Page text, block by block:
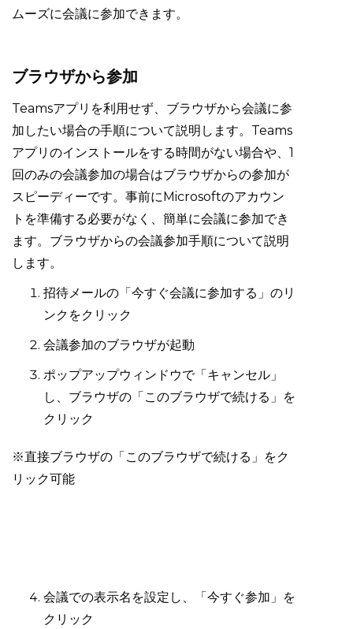
ムーズに会議に参加できます。
ブラウザから参加
Teamsアプリを利用せず、ブラウザから会議に参
加したい場合の手順について説明します。Teams
アプリのインストールをする時間がない場合や、1
回のみの会議参加の場合はブラウザからの参加が
スピーディーです。事前にMicrosoftのアカウン
トを準備する必要がなく、簡単に会議に参加でき
ます。ブラウザからの会議参加手順について説明
します。
招待メールの「今すぐ会議に参加する」のリ
ンクをクリック
会議参加のブラウザが起動
ポップアップウィンドウで「キャンセル」
し、ブラウザの「このブラウザで続ける」を
クリック
※直接ブラウザの「このブラウザで続ける」をク
リック可能
会議での表示名を設定し、「今すぐ参加」を
クリック